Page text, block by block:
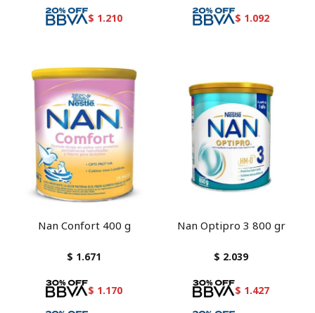
$ 1.210 $ 1.092
Nan Confort 400 g
$ 1.671
$ 1.170
Nan Optipro 3 800 gr
$ 2.039
$ 1.427